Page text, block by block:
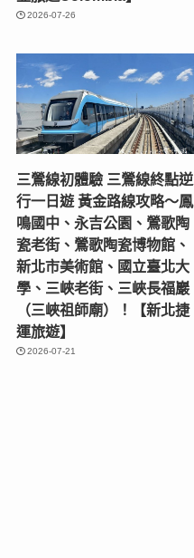
2026-07-26
三鶯線初體驗 三鶯線終點逆
行一日遊 黃金路線攻略～鳳
鳴國中、永吉公園、鶯歌陶
瓷老街、鶯歌陶瓷博物館、
新北市美術館、國立臺北大
學、三峽老街、三峽長福巖
（三峽祖師廟）！【新北捷
運旅遊】
2026-07-21